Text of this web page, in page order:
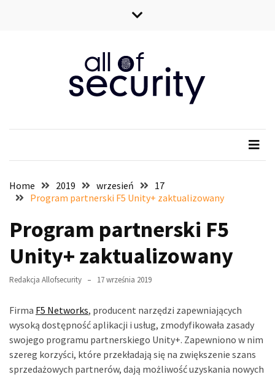
All of security
Home 2019 wrzesień
17
Program partnerski F5 Unity+ zaktualizowany
Program partnerski F5
Unity+ zaktualizowany
Redakcja Allofsecurity 17 września 2019
Firma F5 Networks, producent narzędzi zapewniających
wysoką dostępność aplikacji i usług, zmodyfikowała zasady
swojego programu partnerskiego Unity+. Zapewniono w nim
szereg korzyści, które przekładają się na zwiększenie szans
sprzedażowych partnerów, dają możliwość uzyskania nowych